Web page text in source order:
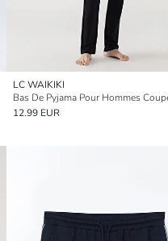
LC WAIKIKI
12.99 EUR